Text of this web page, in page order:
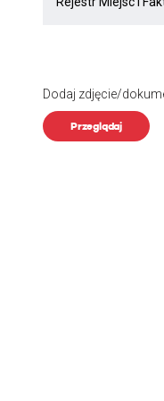
Dodaj zdjęcie/
Przeglądaj